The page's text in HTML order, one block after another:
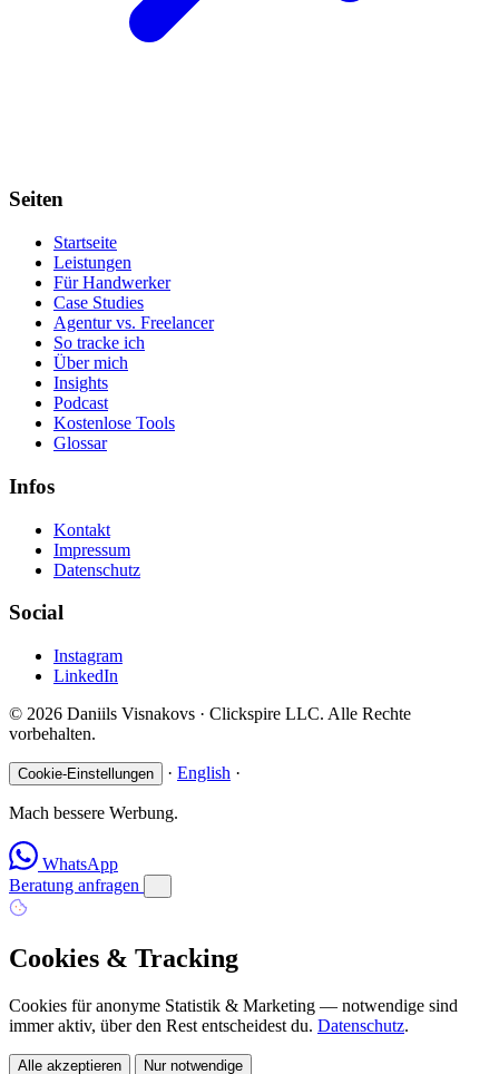
Seiten
Startseite
Leistungen
Für Handwerker
Case Studies
Agentur vs. Freelancer
So tracke ich
Über mich
Insights
Podcast
Kostenlose Tools
Glossar
Infos
Kontakt
Impressum
Datenschutz
Social
Instagram
LinkedIn
© 2026 Daniils Visnakovs · Clickspire LLC. Alle Rechte
vorbehalten.
Cookie-Einstellungen · English ·
Mach bessere Werbung.
WhatsApp
Beratung anfragen
Cookies & Tracking
Cookies für anonyme Statistik & Marketing — notwendige sind
immer aktiv, über den Rest entscheidest du. Datenschutz.
Alle akzeptieren Nur notwendige